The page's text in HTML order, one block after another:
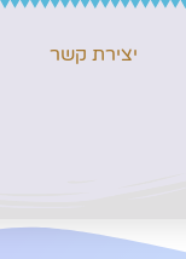
יצירת קשר